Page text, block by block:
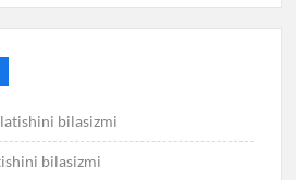
bilasizmi
bilasizmi